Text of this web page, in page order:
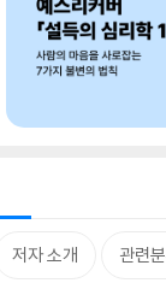
저자 소개 관련